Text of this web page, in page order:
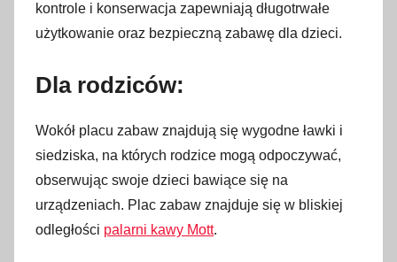
kontrole i konserwacja zapewniają długotrwałe
użytkowanie oraz bezpieczną zabawę dla dzieci.
Dla rodziców:
Wokół placu zabaw znajdują się wygodne ławki i
siedziska, na których rodzice mogą odpoczywać,
obserwując swoje dzieci bawiące się na
urządzeniach. Plac zabaw znajduje się w bliskiej
odległości palarni kawy Mott.